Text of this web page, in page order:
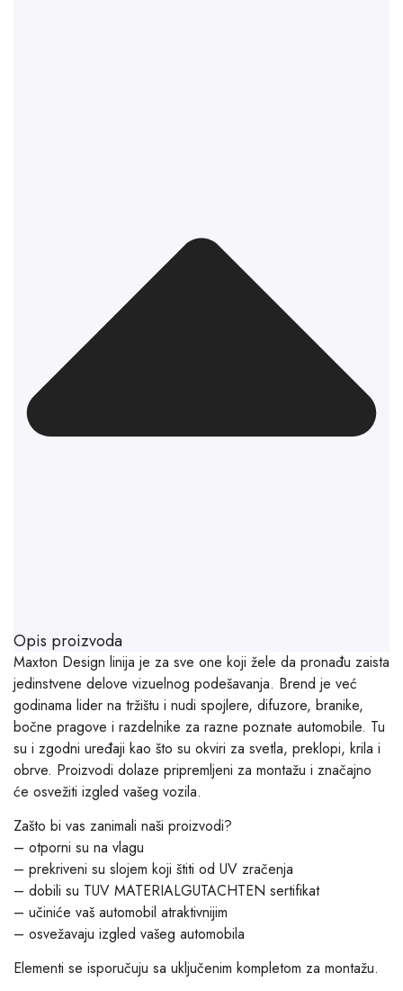
Opis proizvoda
Maxton Design linija je za sve one koji žele da pronađu zaista
jedinstvene delove vizuelnog podešavanja. Brend je već
godinama lider na tržištu i nudi spojlere, difuzore, branike,
bočne pragove i razdelnike za razne poznate automobile. Tu
su i zgodni uređaji kao što su okviri za svetla, preklopi, krila i
obrve. Proizvodi dolaze pripremljeni za montažu i značajno
će osvežiti izgled vašeg vozila.
Zašto bi vas zanimali naši proizvodi?
– otporni su na vlagu
– prekriveni su slojem koji štiti od UV zračenja
– dobili su TUV MATERIALGUTACHTEN sertifikat
– učiniće vaš automobil atraktivnijim
– osvežavaju izgled vašeg automobila
Elementi se isporučuju sa uključenim kompletom za montažu.